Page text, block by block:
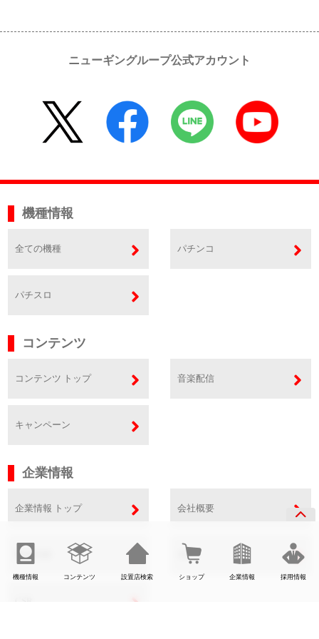
機種情報 コンテンツ 設置店検索 ショップ 企業情報 採用情報
ニューギングループ公式アカウント
機種情報
全ての機種 パチンコ
パチスロ
コンテンツ
コンテンツ トップ 音楽配信
キャンペーン
企業情報
企業情報 トップ 会社概要
事業内容 SDGs